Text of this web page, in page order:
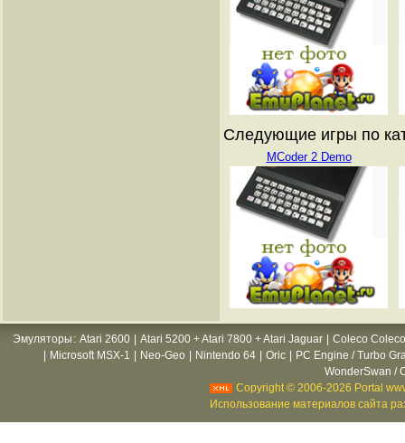
Следующие игры по
MCoder 2 Demo
Эмуляторы : Atari 2600 Atari 5200 + Atari 7800 + Atari Jaguar
Coleco
Microsoft MSX-1 Neo-Geo Nintendo 64 Oric
PC Engine / Turbo
WonderSwan /
Copyright © 2006-2026 Portal
Использование материалов сайта